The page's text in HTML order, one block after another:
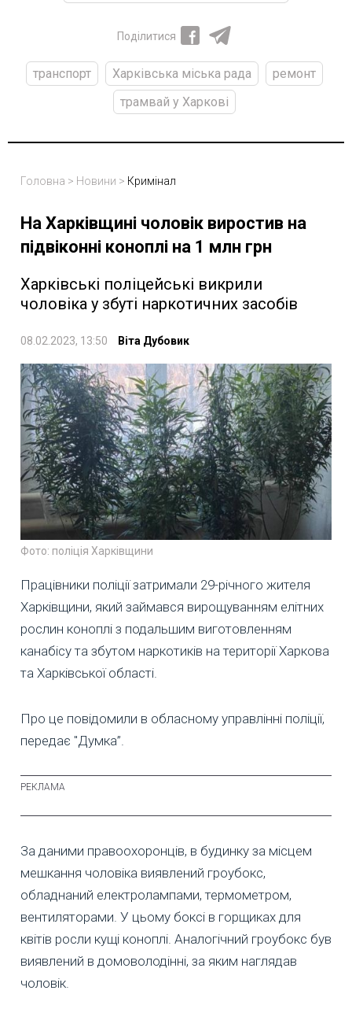
Поділитися
транспорт Харківська міська рада
ремонт
трамвай у Харкові
Головна > Новини > Кримінал
На Харківщині чоловік виростив на
підвіконні коноплі на 1 млн грн
Харківські поліцейські викрили
чоловіка у збуті наркотичних засобів
08.02.2023, 13:50 Віта Дубовик
Фото: поліція Харківщини
Працівники поліції затримали 29-річного жителя
Харківщини, який займався вирощуванням елітних
рослин коноплі з подальшим виготовленням
канабісу та збутом наркотиків на території Харкова
та Харківської області.
Про це повідомили в обласному управлінні поліції,
передає "Думка”.
За даними правоохоронців, в будинку за місцем
мешкання чоловіка виявлений гроубокс,
обладнаний електролампами, термометром,
вентиляторами. У цьому боксі в горщиках для
квітів росли кущі коноплі. Аналогічний гроубокс був
виявлений в домоволодінні, за яким наглядав
чоловік.